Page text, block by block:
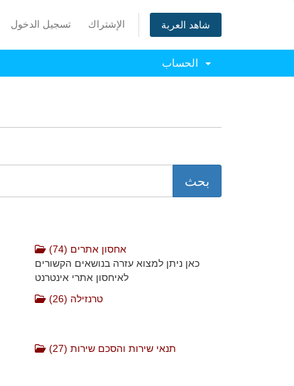
تسجيل الدخول الإشتراك شاهد العربة
אחסון אתרים (74)
כאן ניתן למצוא עזרה בנושאים הקשורים
לאיחסון אתרי אינטרנט
טרנזילה (26)
תנאי שירות והסכם שירות (27)